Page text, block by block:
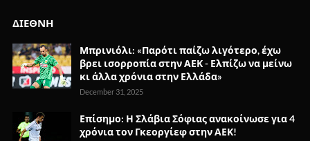
ΔΙΕΘΝΗ
Μπρινιόλι: «Παρότι παίζω λιγότερο, έχω
βρει ισορροπία στην ΑΕΚ - Ελπίζω να μείνω
κι άλλα χρόνια στην Ελλάδα»
December 31, 2025
Επίσημο: Η Σλάβια Σόφιας ανακοίνωσε για 4
χρόνια τον Γκεοργίεφ στην ΑΕΚ!